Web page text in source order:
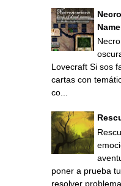
Lovecraft Si sos
cartas con
co...
poner a prueba
resolver